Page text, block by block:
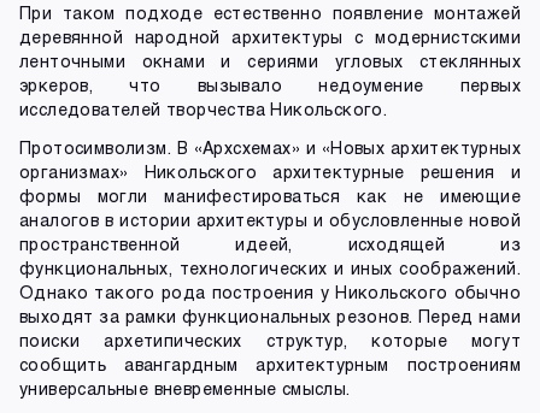
При таком подходе естественно появление монтажей
деревянной народной архитектуры с модернистскими
ленточными окнами и сериями угловых стеклянных
эркеров, что вызывало недоумение первых
исследователей творчества Никольского.
Протосимволизм. В «Архсхемах» и «Новых архитектурных
организмах» Никольского архитектурные решения и
формы могли манифестироваться как не имеющие
аналогов в истории архитектуры и обусловленные новой
пространственной идеей, исходящей из
функциональных, технологических и иных соображений.
Однако такого рода построения у Никольского обычно
выходят за рамки функциональных резонов. Перед нами
поиски архетипических структур, которые могут
сообщить авангардным архитектурным построениям
универсальные вневременные смыслы.